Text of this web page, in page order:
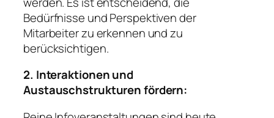
Bedürfnisse und Perspektiven der
Mitarbeiter zu erkennen und zu
berücksichtigen.
2. Interaktionen und
Austauschstrukturen fördern: